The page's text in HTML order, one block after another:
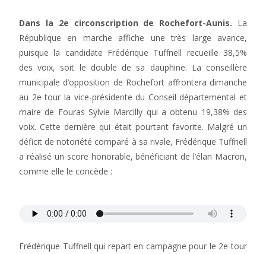
Dans la 2e circonscription de Rochefort-Aunis. La
République en marche affiche une très large avance,
puisque la candidate Frédérique Tuffnell recueille 38,5%
des voix, soit le double de sa dauphine. La conseillère
municipale d’opposition de Rochefort affrontera dimanche
au 2e tour la vice-présidente du Conseil départemental et
maire de Fouras Sylvie Marcilly qui a obtenu 19,38% des
voix. Cette dernière qui était pourtant favorite. Malgré un
déficit de notoriété comparé à sa rivale, Frédérique Tuffnell
a réalisé un score honorable, bénéficiant de l’élan Macron,
comme elle le concède :
Frédérique Tuffnell qui repart en campagne pour le 2e tour